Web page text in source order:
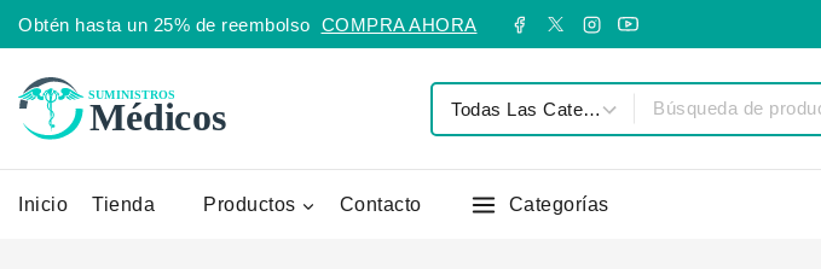
Obtén hasta un 25% de reembolso COMPRA AHORA
Inicio Tienda Productos Contacto Categorías